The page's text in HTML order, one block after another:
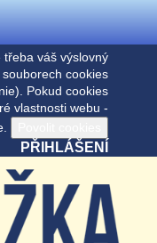
váš výslovný
cookies
Pokud cookies
vlastnosti webu -
PŘIHLÁŠENÍ